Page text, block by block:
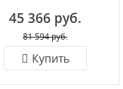
45 366 руб.
81 594 руб.
Купить